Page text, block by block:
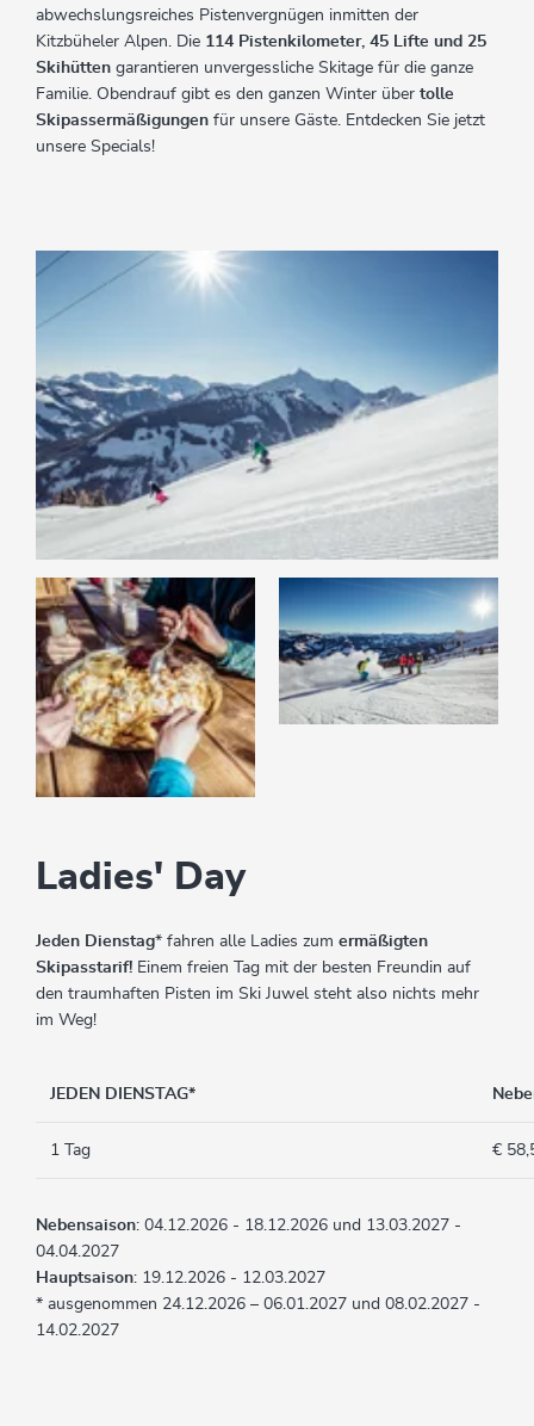
abwechslungsreiches Pistenvergnügen inmitten der
Kitzbüheler Alpen. Die 114 Pistenkilometer, 45 Lifte und 25
Skihütten garantieren unvergessliche Skitage für die ganze
Familie. Obendrauf gibt es den ganzen Winter über tolle
Skipassermäßigungen für unsere Gäste. Entdecken Sie jetzt
unsere Specials!
Ladies' Day
Jeden Dienstag* fahren alle Ladies zum ermäßigten
Skipasstarif! Einem freien Tag mit der besten Freundin auf
den traumhaften Pisten im Ski Juwel steht also nichts mehr
im Weg!
JEDEN DIENSTAG*
1 Tag €
Nebensaison: 04.12.2026 - 18.12.2026 und 13.03.2027 -
04.04.2027
Hauptsaison: 19.12.2026 - 12.03.2027
* ausgenommen 24.12.2026 – 06.01.2027 und 08.02.2027 -
14.02.2027